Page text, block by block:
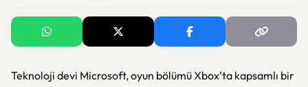
Teknoloji devi Microsoft, oyun bölümü Xbox’ta kapsamlı bir